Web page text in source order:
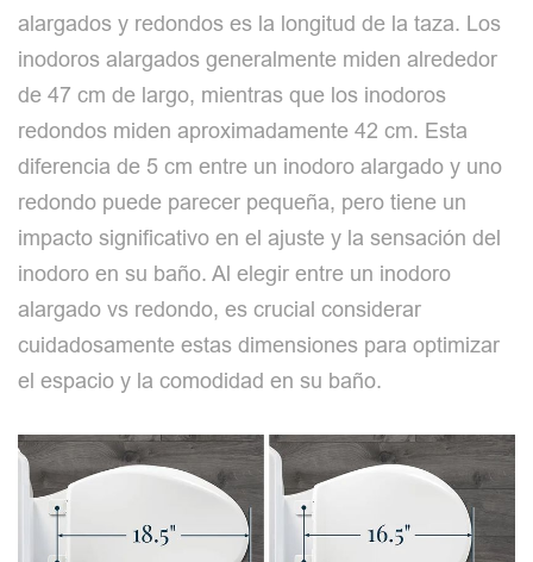
alargados y redondos es la longitud de la taza. Los
inodoros alargados generalmente miden alrededor
de 47 cm de largo, mientras que los inodoros
redondos miden aproximadamente 42 cm. Esta
diferencia de 5 cm entre un inodoro alargado y uno
redondo puede parecer pequeña, pero tiene un
impacto significativo en el ajuste y la sensación del
inodoro en su baño. Al elegir entre un inodoro
alargado vs redondo, es crucial considerar
cuidadosamente estas dimensiones para optimizar
el espacio y la comodidad en su baño.